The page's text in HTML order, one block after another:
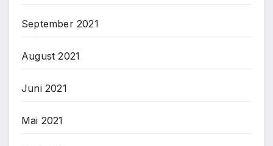
September 2021
August 2021
Juni 2021
Mai 2021